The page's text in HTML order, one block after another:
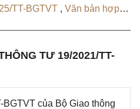
TT-BGTVT , Văn bản hợp
TƯ 19/2021/TT-
của Bộ Giao thông